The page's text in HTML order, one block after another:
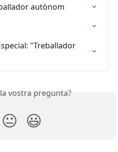
autònom
"Treballador
vostra pregunta?
😐 😃